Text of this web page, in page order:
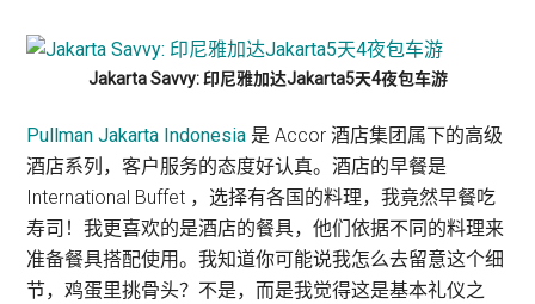
Jakarta Savvy: 印尼雅加达Jakarta5天4夜包车游
Pullman Jakarta Indonesia 是 Accor 酒店集团属下的高级
酒店系列，客户服务的态度好认真。酒店的早餐是
International Buffet ，选择有各国的料理，我竟然早餐吃
寿司！我更喜欢的是酒店的餐具，他们依据不同的料理来
准备餐具搭配使用。我知道你可能说我怎么去留意这个细
节，鸡蛋里挑骨头？不是，而是我觉得这是基本礼仪之